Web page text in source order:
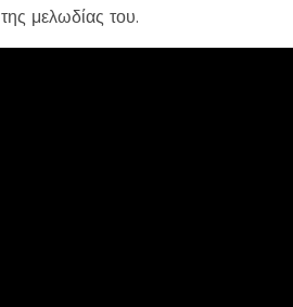
μελωδίας του.